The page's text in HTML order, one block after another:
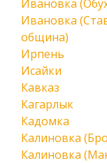
Ивановка
Ивановка
община)
Ирпень
Исайки
Кавказ
Кагарлык
Кадомка
Калиновка
Калиновка